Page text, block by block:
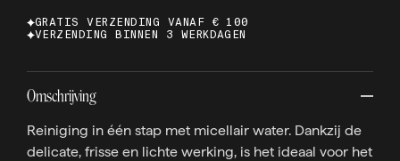
GRATIS VERZENDING VANAF € 100
VERZENDING BINNEN 3 WERKDAGEN
Omschrijving
Reiniging in één stap met micellair water. Dankzij de
delicate, frisse en lichte werking, is het ideaal voor het